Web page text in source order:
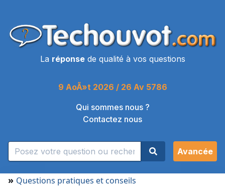
La réponsede qualité à vos questions
9 AoÃ»t 2026 / 26 Av 5786
Qui sommes nous ?
Contactez nous
Avancée
» Questions pratiques et conseils